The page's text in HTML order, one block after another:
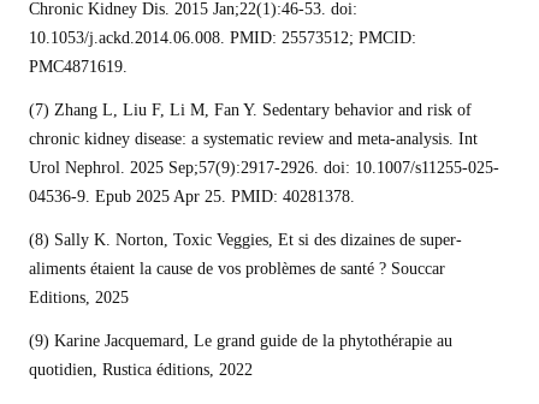
Chronic Kidney Dis. 2015 Jan;22(1):46-53. doi:
10.1053/j.ackd.2014.06.008. PMID: 25573512; PMCID:
PMC4871619.
(7) Zhang L, Liu F, Li M, Fan Y. Sedentary behavior and risk of
chronic kidney disease: a systematic review and meta-analysis. Int
Urol Nephrol. 2025 Sep;57(9):2917-2926. doi: 10.1007/s11255-025-
04536-9. Epub 2025 Apr 25. PMID: 40281378.
(8) Sally K. Norton, Toxic Veggies, Et si des dizaines de super-
aliments étaient la cause de vos problèmes de santé ? Souccar
Editions, 2025
(9) Karine Jacquemard, Le grand guide de la phytothérapie au
quotidien, Rustica éditions, 2022